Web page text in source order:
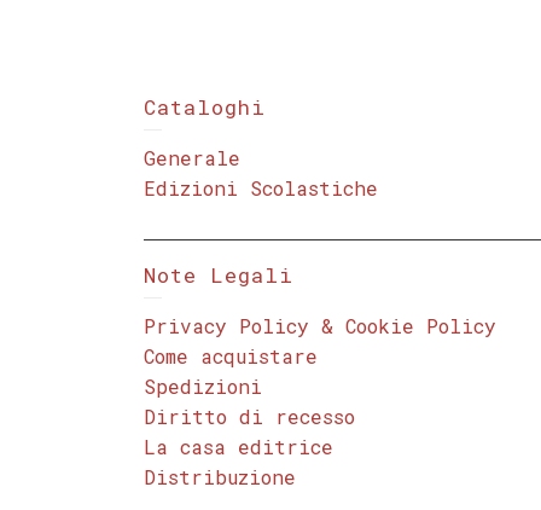
Cataloghi
Generale
Edizioni Scolastiche
Note Legali
Privacy Policy & Cookie Policy
Come acquistare
Spedizioni
Diritto di recesso
La casa editrice
Distribuzione